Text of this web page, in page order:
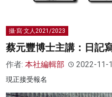
攝·寫·文人2021/2023
蔡元豐博士主講：日記
作者: 本社編輯部 2022-11-
現正接受報名